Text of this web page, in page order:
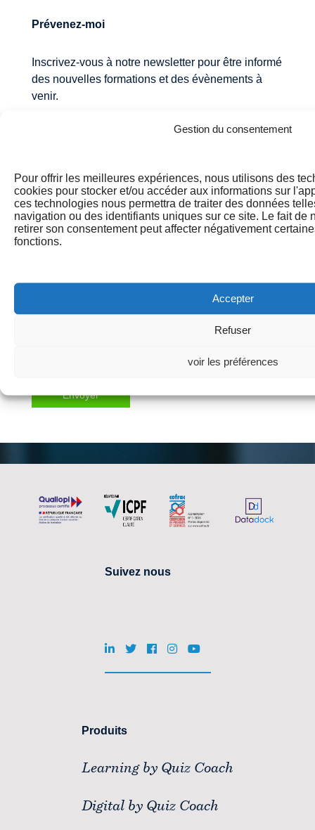
Gestion du consentement
Pour offrir les meilleures expériences, nous utilisons des
cookies pour stocker et/ou accéder aux informations sur
ces technologies nous permettra de traiter des données
navigation ou des identifiants uniques sur ce site. Le fait de
retirer son consentement peut affecter négativement
fonctions.
Accepter
Refuser
voir les préférences
Prévenez-moi
Inscrivez-vous à notre newsletter pour être informé
des nouvelles formations et des évènements à
venir.
Please leave this field empty.
J'accepte de recevoir des communications et
Coach.
traitement de mes données personnelles en
Suivez nous
Produits
Learning by Quiz Coach
Digital by Quiz Coach